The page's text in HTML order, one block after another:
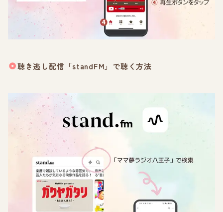
聴き逃し配信「standFM」で聴く方法